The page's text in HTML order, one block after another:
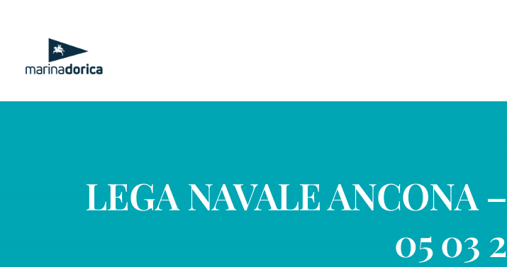
contenuto
LEGA NAVALE ANCONA
05 03